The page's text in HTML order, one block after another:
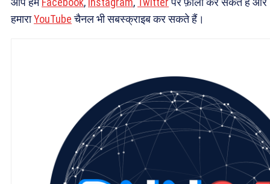
हमाराYouTubeचैनल भी सबस्क्राइब कर सकते हैं।